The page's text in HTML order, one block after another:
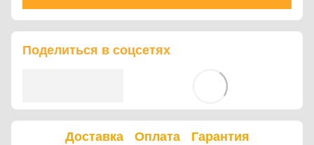
Поделиться в соцсетях
Доставка Оплата Гарантия